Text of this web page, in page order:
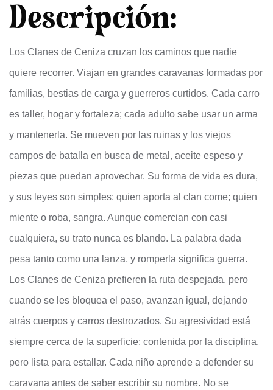
Descripción:
Los Clanes de Ceniza cruzan los caminos que nadie
quiere recorrer. Viajan en grandes caravanas formadas por
familias, bestias de carga y guerreros curtidos. Cada carro
es taller, hogar y fortaleza; cada adulto sabe usar un arma
y mantenerla. Se mueven por las ruinas y los viejos
campos de batalla en busca de metal, aceite espeso y
piezas que puedan aprovechar. Su forma de vida es dura,
y sus leyes son simples: quien aporta al clan come; quien
miente o roba, sangra. Aunque comercian con casi
cualquiera, su trato nunca es blando. La palabra dada
pesa tanto como una lanza, y romperla significa guerra.
Los Clanes de Ceniza prefieren la ruta despejada, pero
cuando se les bloquea el paso, avanzan igual, dejando
atrás cuerpos y carros destrozados. Su agresividad está
siempre cerca de la superficie: contenida por la disciplina,
pero lista para estallar. Cada niño aprende a defender su
caravana antes de saber escribir su nombre. No se